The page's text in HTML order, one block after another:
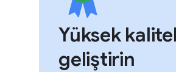
Yüksek
geliştirin